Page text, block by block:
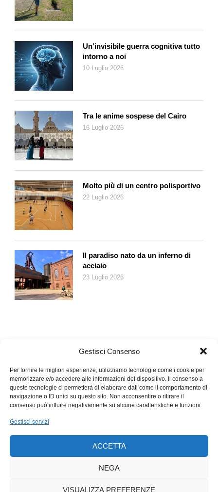
Gestisci Consenso
Per fornire le migliori esperienze, utilizziamo tecnologie come i cookie per
memorizzare e/o accedere alle informazioni del dispositivo. Il consenso a
queste tecnologie ci permetterà di elaborare dati come il comportamento di
navigazione o ID unici su questo sito. Non acconsentire o ritirare il
consenso può influire negativamente su alcune caratteristiche e funzioni.
Gestisci servizi
ACCETTA
NEGA
VISUALIZZA PREFERENZE
Un’invisibile guerra cognitiva tutto
intorno a noi
10 Luglio 2026
Tra le anime sospese del Cairo
16 Luglio 2026
Molto più di un centro polisportivo
22 Luglio 2026
Il paradiso nato da un inferno di
acciaio
23 Luglio 2026